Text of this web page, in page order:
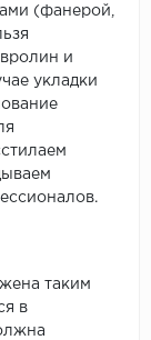
(фанерой,
и
укладки
таким
в